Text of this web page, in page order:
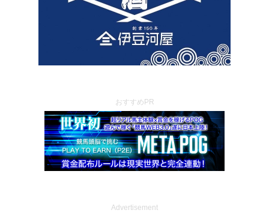
おすすめPR
Advertisement